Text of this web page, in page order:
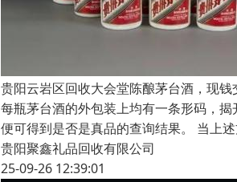
贵阳云岩区回收大会堂陈酿茅台酒，现钱
每瓶茅台酒的外包装上均有一条形码，
便可得到是否是真品的查询结果。 当上
贵阳聚鑫礼品回收有限公司
25-09-26 12:39:01